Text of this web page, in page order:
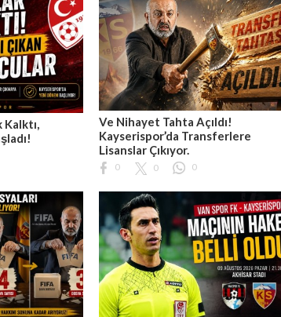
Kalktı,
Ve Nihayet Tahta Açıldı!
Kayserispor’da Transferlere
Lisanslar Çıkıyor.
0 0 0